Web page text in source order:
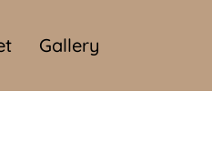
Gallery